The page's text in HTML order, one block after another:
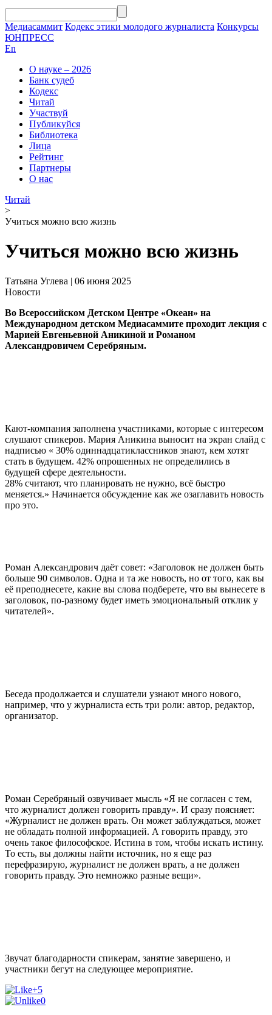
Медиасаммит Кодекс этики молодого журналиста Конкурсы
ЮНПРЕСС
En
О науке – 2026
Банк судеб
Кодекс
Читай
Участвуй
Публикуйся
Библиотека
Лица
Рейтинг
Партнеры
О нас
Читай
>
Учиться можно всю жизнь
Учиться можно всю жизнь
Татьяна Углева | 06 июня 2025
Новости
Во Всероссийском Детском Центре «Океан» на
Международном детском Медиасаммите проходит лекция с
Марией Евгеньевной Аникиной и Романом
Александровичем Серебряным.
Кают-компания заполнена участниками, которые с интересом
слушают спикеров. Мария Аникина выносит на экран слайд с
надписью « 30% одиннадцатиклассников знают, кем хотят
стать в будущем. 42% опрошенных не определились в
будущей сфере деятельности.
28% считают, что планировать не нужно, всё быстро
меняется.» Начинается обсуждение как же озаглавить новость
про это.
Роман Александрович даёт совет: «Заголовок не должен быть
больше 90 символов. Одна и та же новость, но от того, как вы
её преподнесете, какие вы слова подберете, что вы вынесете в
заголовок, по-разному будет иметь эмоциональный отклик у
читателей».
Беседа продолжается и слушатели узнают много нового,
например, что у журналиста есть три роли: автор, редактор,
организатор.
Роман Серебряный озвучивает мысль «Я не согласен с тем,
что журналист должен говорить правду». И сразу поясняет:
«Журналист не должен врать. Он может заблуждаться, может
не обладать полной информацией. А говорить правду, это
очень такое философское. Истина в том, чтобы искать истину.
То есть, вы должны найти источник, но я еще раз
перефразирую, журналист не должен врать, а не должен
говорить правду. Это немножко разные вещи».
Звучат благодарности спикерам, занятие завершено, и
участники бегут на следующее мероприятие.
+5
0